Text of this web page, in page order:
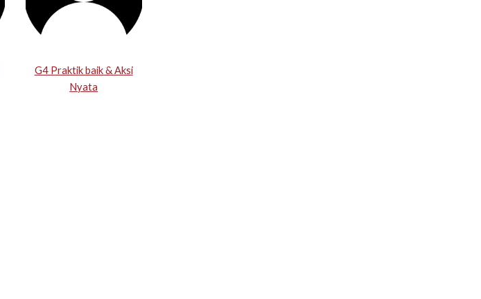
G4 Praktik baik & Aksi
Nyata